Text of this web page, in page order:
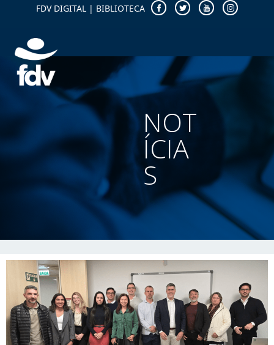
FDV DIGITAL | BIBLIOTECA
NOT
ÍCIA
S